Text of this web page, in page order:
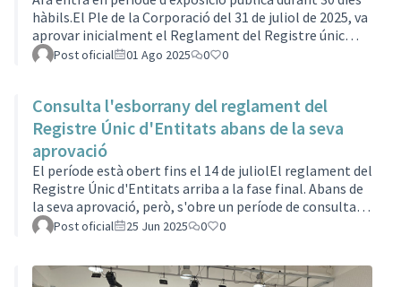
hàbils.El Ple de la Corporació del 31 de juliol de 2025, va
aprovar inicialment el Reglament del Registre únic
d’entitats i altres formes d’acció col·lectiva de les
interessada pot presentar al·legacions des del 12 de
setembre fins al 24 d'octubre de 2025.El Reglament del
Registre Únic d'Entitats es pot consultar fàcilment al
Porta…
Post oficial 01 Ago 2025 0 0
Consulta l'esborrany del reglament del
Registre Únic d'Entitats abans de la seva
aprovació
El període està obert fins el 14 de juliolEl reglament del
Registre Únic d'Entitats arriba a la fase final. Abans de
la seva aprovació, però, s'obre un període de consulta
pública fins el 14 de juliol. Durant aquests dies podràs
reglament final. Com puc participar-hi? Presentant
Post oficial 25 Jun 2025 0 0